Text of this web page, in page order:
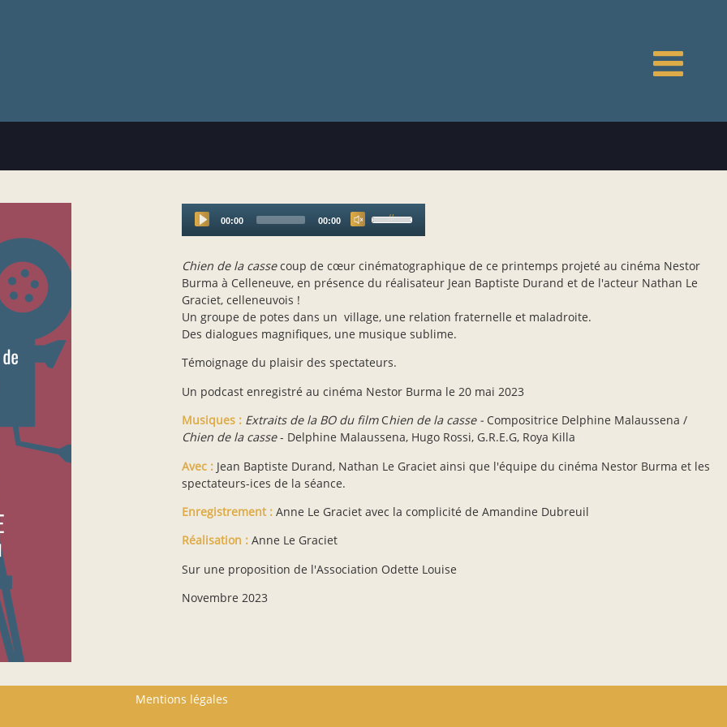
Player
00:00 00:00
Use
Up/Down
keys
to
or
decrease
Chien de la cassecoup de cœur cinématographique de ce printemps projeté au cinéma Nestor
Burma à Celleneuve, en présence du réalisateur Jean Baptiste Durand et de l'acteur Nathan Le
Graciet, celleneuvois !
Un groupe de potes dans un village, une relation fraternelle et maladroite.
Des dialogues magnifiques, une musique sublime.
Témoignage du plaisir des spectateurs.
Un podcast enregistré au cinéma Nestor Burma le 20 mai 2023
Musiques : Extraits de la BO du filmChien de la casse - Compositrice Delphine Malaussena /
Chien de la casse- Delphine Malaussena, Hugo Rossi, G.R.E.G, Roya Killa
Avec : Jean Baptiste Durand, Nathan Le Graciet ainsi que l'équipe du cinéma Nestor Burma et les
spectateurs-ices de la séance.
Enregistrement : Anne Le Graciet avec la complicité de Amandine Dubreuil
Réalisation : Anne Le Graciet
Sur une proposition de l'Association Odette Louise
Novembre 2023
Mentions légales